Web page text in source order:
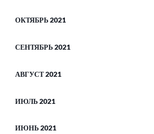
ОКТЯБРЬ 2021
СЕНТЯБРЬ 2021
АВГУСТ 2021
ИЮЛЬ 2021
ИЮНЬ 2021